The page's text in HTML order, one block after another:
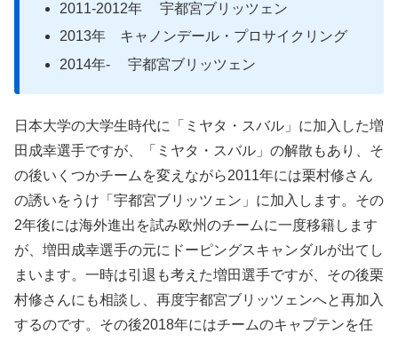
2011-2012年 宇都宮ブリッツェン
2013年 キャノンデール・プロサイクリング
2014年- 宇都宮ブリッツェン
日本大学の大学生時代に「ミヤタ・スバル」に加入した増
田成幸選手ですが、「ミヤタ・スバル」の解散もあり、そ
の後いくつかチームを変えながら2011年には栗村修さん
の誘いをうけ「宇都宮ブリッツェン」に加入します。その
2年後には海外進出を試み欧州のチームに一度移籍します
が、増田成幸選手の元にドーピングスキャンダルが出てし
まいます。一時は引退も考えた増田選手ですが、その後栗
村修さんにも相談し、再度宇都宮ブリッツェンへと再加入
するのです。その後2018年にはチームのキャプテンを任